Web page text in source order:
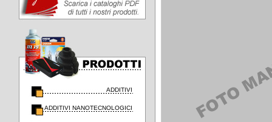
ADDITIVI
ADDITIVI NANOTECNOLOGICI